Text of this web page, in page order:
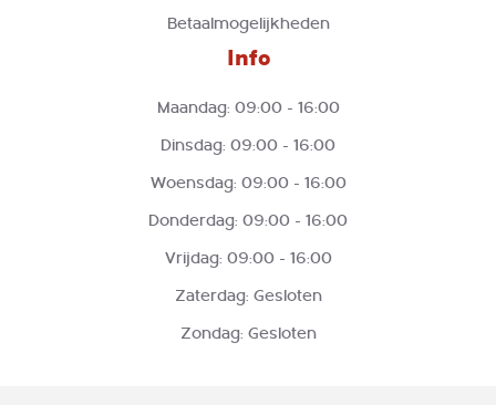
Betaalmogelijkheden
Info
Maandag: 09:00 - 16:00
Dinsdag: 09:00 - 16:00
Woensdag: 09:00 - 16:00
Donderdag: 09:00 - 16:00
Vrijdag: 09:00 - 16:00
Zaterdag: Gesloten
Zondag: Gesloten